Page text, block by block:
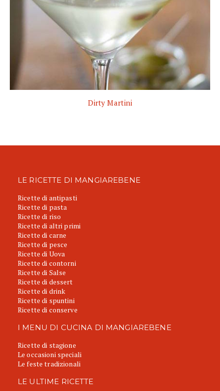
Dirty Martini
LE RICETTE DI MANGIAREBENE
Ricette di antipasti
Ricette di pasta
Ricette di riso
Ricette di altri primi
Ricette di carne
Ricette di pesce
Ricette di Uova
Ricette di contorni
Ricette di Salse
Ricette di dessert
Ricette di drink
Ricette di spuntini
Ricette di conserve
I MENU DI CUCINA DI MANGIAREBENE
Ricette di stagione
Le occasioni speciali
Le feste tradizionali
LE ULTIME RICETTE